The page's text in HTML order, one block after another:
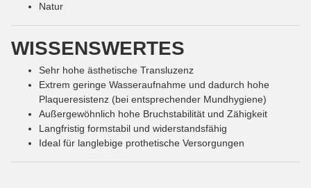
Natur
WISSENSWERTES
Sehr hohe ästhetische Transluzenz
Extrem geringe Wasseraufnahme und dadurch hohe
Plaqueresistenz (bei entsprechender Mundhygiene)
Außergewöhnlich hohe Bruchstabilität und Zähigkeit
Langfristig formstabil und widerstandsfähig
Ideal für langlebige prothetische Versorgungen